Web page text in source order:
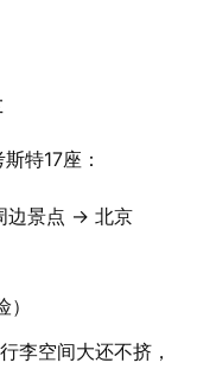
特17座：
边景点 → 北京
李空间大还不挤，